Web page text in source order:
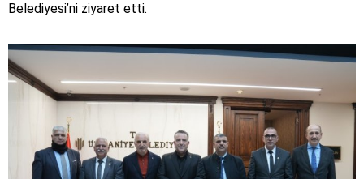
Belediyesi’ni ziyaret etti.